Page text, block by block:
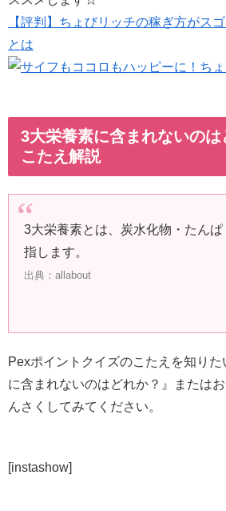
【評判】ちょびリッチの稼ぎ方がス
とは
3大栄養素に含まれないの
こたえ解説
3大栄養素とは、炭水化物・たん
指します。
出典：allabout
Pexポイントクイズのこたえを知り
に含まれないのはどれか？』または
んさくしてみてください。
[instashow]